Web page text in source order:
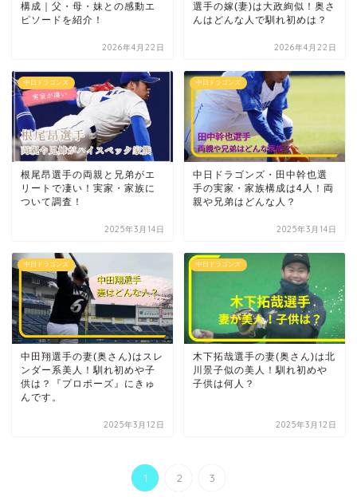
構成｜父・母・妹との感動エ
ピソードを紹介！
2026年4月22日
選手の嫁(妻)は大政絢似！奥さ
んはどんな人で馴れ初めは？
2026年4月22日
中日ドラゴンズ
根尾昂選手の両親と兄弟がエ
リートで凄い！実家・家族に
ついて調査！
2025年3月14日
中日ドラゴンズ
中日ドラゴンズ・田中幹也選
手の実家・家族構成は4人！両
親や兄弟はどんな人？
2025年3月14日
中日ドラゴンズ
中田翔選手の妻(奥さん)はスレ
ンダー系美人！馴れ初めや子
供は？『プロポーズ』にきゅ
んです。
2025年3月12日
中日ドラゴンズ
木下拓哉選手の妻(奥さん)は北
川景子似の美人！馴れ初めや
子供は何人？
2025年3月12日
1 2 3